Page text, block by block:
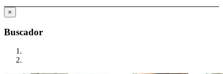
×
Buscador